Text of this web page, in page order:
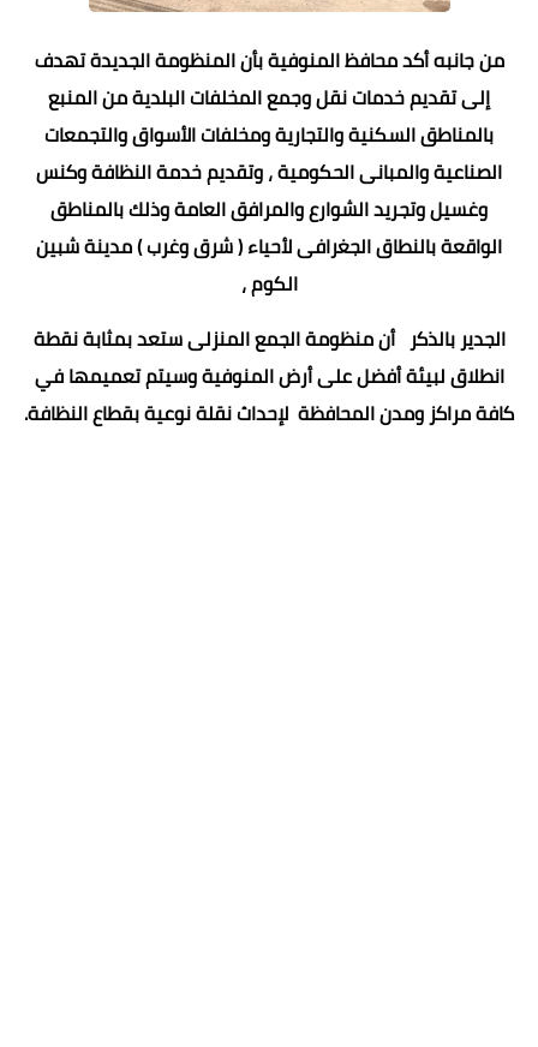
من جانبه أكد محافظ المنوفية بأن المنظومة الجديدة تهدف
إلى تقديم خدمات نقل وجمع المخلفات البلدية من المنبع
بالمناطق السكنية والتجارية ومخلفات الأسواق والتجمعات
الصناعية والمبانى الحكومية ، وتقديم خدمة النظافة وكنس
وغسيل وتجريد الشوارع والمرافق العامة وذلك بالمناطق
الواقعة بالنطاق الجغرافى لأحياء ( شرق وغرب ) مدينة شبين
الكوم ،
الجدير بالذكر أن منظومة الجمع المنزلى ستعد بمثابة نقطة
انطلاق لبيئة أفضل على أرض المنوفية وسيتم تعميمها في
كافة مراكز ومدن المحافظة لإحداث نقلة نوعية بقطاع النظافة.